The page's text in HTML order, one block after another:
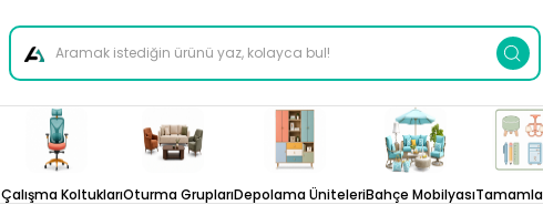
Çalışma KoltuklarıOturma GruplarıDepolama ÜniteleriBahçe Mobilyası